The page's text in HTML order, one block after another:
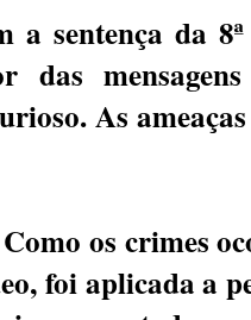
a sentença da
das
As
os crimes
foi aplicada a